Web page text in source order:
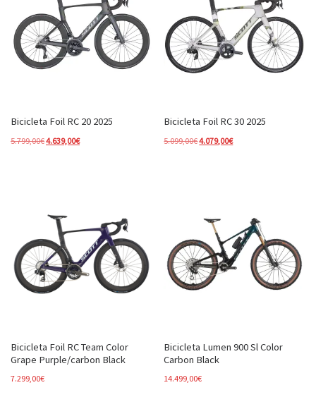
Bicicleta Foil RC 20 2025
5.799,00€El precio original era: 5.799,00€.
4.639,00€El precio actual es: 4.639,00€.
Bicicleta Foil RC 30 2025
5.099,00€El precio original era: 5.099,00€.
4.079,00€El precio actual es:
Bicicleta Foil RC Team Color
Grape Purple/carbon Black
7.299,00€
Bicicleta Lumen 900 Sl Color
Carbon Black
14.499,00€